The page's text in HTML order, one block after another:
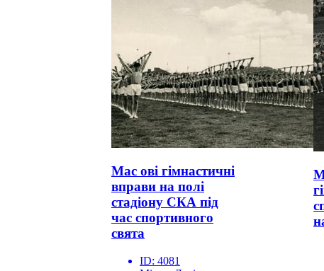
Мас ові гімнастичні
вправи на полі
стадіону СКА під
час спортивного
свята
ID: 4081